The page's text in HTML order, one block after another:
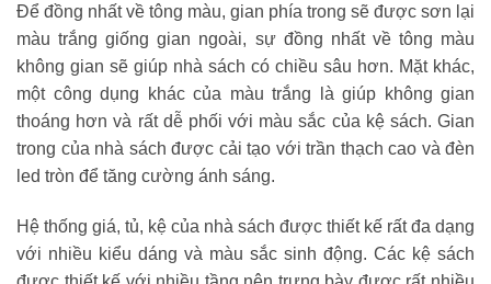
Để đồng nhất về tông màu, gian phía trong sẽ được sơn lại
màu trắng giống gian ngoài, sự đồng nhất về tông màu
không gian sẽ giúp nhà sách có chiều sâu hơn. Mặt khác,
một công dụng khác của màu trắng là giúp không gian
thoáng hơn và rất dễ phối với màu sắc của kệ sách. Gian
trong của nhà sách được cải tạo với trần thạch cao và đèn
led tròn để tăng cường ánh sáng.
Hệ thống giá, tủ, kệ của nhà sách được thiết kế rất đa dạng
với nhiều kiểu dáng và màu sắc sinh động. Các kệ sách